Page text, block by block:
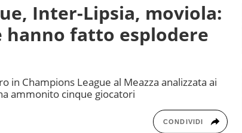
Inter-Lipsia, moviola:
hanno fatto esplodere
in Champions League al Meazza analizzata ai
ammonito cinque giocatori
CONDIVIDI